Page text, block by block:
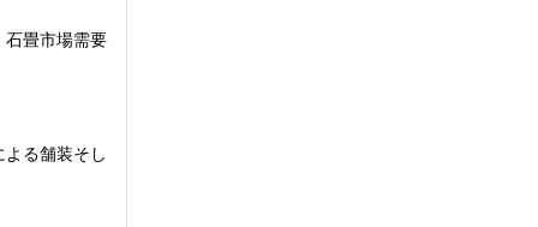
石畳市場需要
る舗装そし